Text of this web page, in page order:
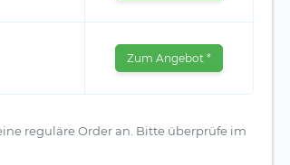
Zum Angebot *
reguläre Order an. Bitte überprüfe im